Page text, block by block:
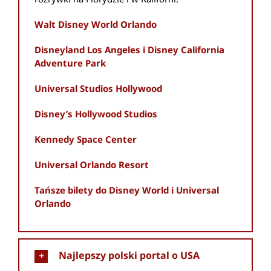
Walt Disney World Orlando
Disneyland Los Angeles i Disney California
Adventure Park
Universal Studios Hollywood
Disney’s Hollywood Studios
Kennedy Space Center
Universal Orlando Resort
Tańsze bilety do Disney World i Universal
Orlando
Najlepszy polski portal o USA